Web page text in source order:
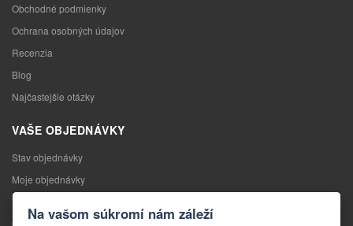
Obchodné podmienky
Ochrana osobných údajov
Recenzia
Blog
Najčastejšie otázky
VAŠE OBJEDNÁVKY
Stav objednávky
Moje objednávky
Výmena tovaru
Odstúpenie od kúpnej zmluvy
Na vašom súkromí nám záleží